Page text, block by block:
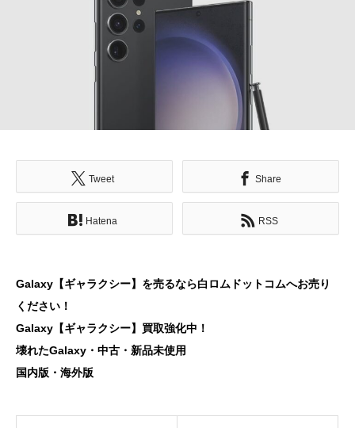
Tweet Share
Hatena RSS
Galaxy【ギャラクシー】を売るなら白ロムドットコムへお売り
ください！
Galaxy【ギャラクシー】買取強化中！
壊れたGalaxy・中古・新品未使用
国内版・海外版